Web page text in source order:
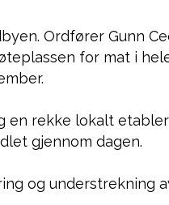
Ordfører Gunn
for mat i
en rekke lokalt
gjennom dagen.
og understrekning